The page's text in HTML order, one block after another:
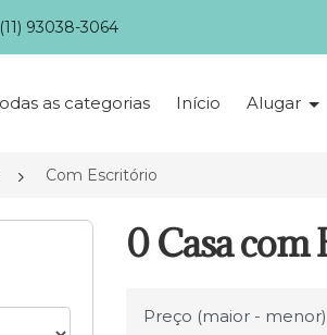
(11) 93038-3064
as categorias Início Alugar
Com Escritório
0 Casa com
Ordenar por